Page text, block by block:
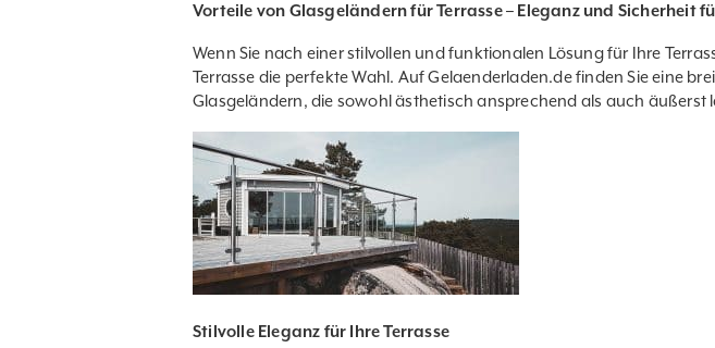
Vorteile von Glasgeländern für Terrasse – Eleganz und Sicherheit
Wenn Sie nach einer stilvollen und funktionalen Lösung für Ihre
Terrasse die perfekte Wahl. Auf Gelaenderladen.definden Sie eine
Glasgeländern, die sowohl ästhetisch ansprechend als auch äußerst
Stilvolle Eleganz für Ihre Terrasse